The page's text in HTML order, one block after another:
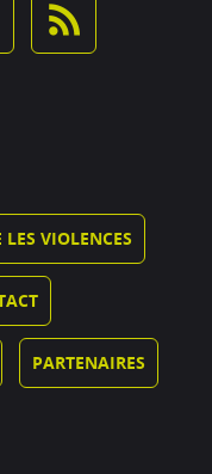
VIOLENCES
PARTENAIRES